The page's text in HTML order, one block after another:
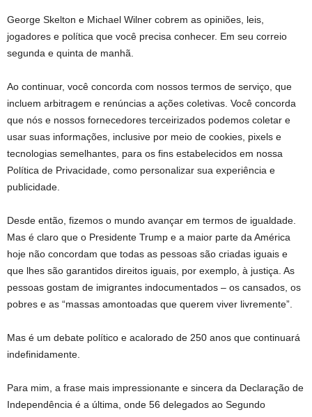
George Skelton e Michael Wilner cobrem as opiniões, leis,
jogadores e política que você precisa conhecer. Em seu correio
segunda e quinta de manhã.
Ao continuar, você concorda com nossos termos de serviço, que
incluem arbitragem e renúncias a ações coletivas. Você concorda
que nós e nossos fornecedores terceirizados podemos coletar e
usar suas informações, inclusive por meio de cookies, pixels e
tecnologias semelhantes, para os fins estabelecidos em nossa
Política de Privacidade, como personalizar sua experiência e
publicidade.
Desde então, fizemos o mundo avançar em termos de igualdade.
Mas é claro que o Presidente Trump e a maior parte da América
hoje não concordam que todas as pessoas são criadas iguais e
que lhes são garantidos direitos iguais, por exemplo, à justiça. As
pessoas gostam de imigrantes indocumentados – os cansados, os
pobres e as “massas amontoadas que querem viver livremente”.
Mas é um debate político e acalorado de 250 anos que continuará
indefinidamente.
Para mim, a frase mais impressionante e sincera da Declaração de
Independência é a última, onde 56 delegados ao Segundo